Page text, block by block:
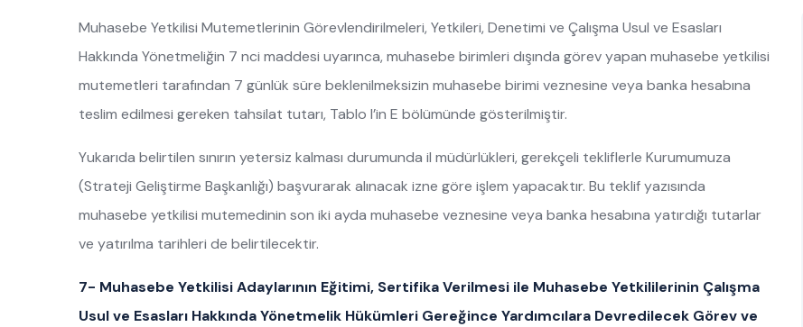
Muhasebe Yetkilisi Mutemetlerinin Görevlendirilmeleri, Yetkileri, Denetimi ve Çalışma Usul ve Esasları
Hakkında Yönetmeliğin 7 nci maddesi uyarınca, muhasebe birimleri dışında görev yapan muhasebe yetkilisi
mutemetleri tarafından 7 günlük süre beklenilmeksizin muhasebe birimi veznesine veya banka hesabına
teslim edilmesi gereken tahsilat tutarı, Tablo I’in E bölümünde gösterilmiştir.
Yukarıda belirtilen sınırın yetersiz kalması durumunda il müdürlükleri, gerekçeli tekliflerle Kurumumuza
(Strateji Geliştirme Başkanlığı) başvurarak alınacak izne göre işlem yapacaktır. Bu teklif yazısında
muhasebe yetkilisi mutemedinin son iki ayda muhasebe veznesine veya banka hesabına yatırdığı tutarlar
ve yatırılma tarihleri de belirtilecektir.
7- Muhasebe Yetkilisi Adaylarının Eğitimi, Sertifika Verilmesi ile Muhasebe Yetkililerinin Çalışma
Usul ve Esasları Hakkında Yönetmelik Hükümleri Gereğince Yardımcılara Devredilecek Görev ve